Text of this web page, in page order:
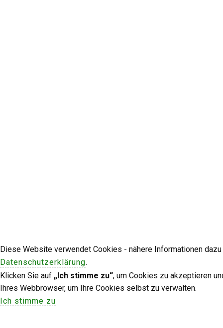
Diese Website verwendet Cookies - nähere Informationen
Datenschutzerklärung.
Klicken Sie auf „Ich stimme zu“, um Cookies zu akzeptieren
Ihres Webbrowser, um Ihre Cookies selbst zu verwalten.
Ich stimme zu